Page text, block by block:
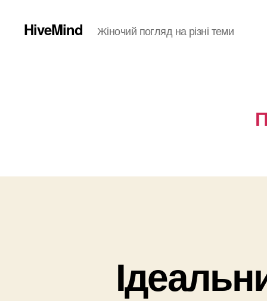
HiveMind Жіночий погляд на різні теми